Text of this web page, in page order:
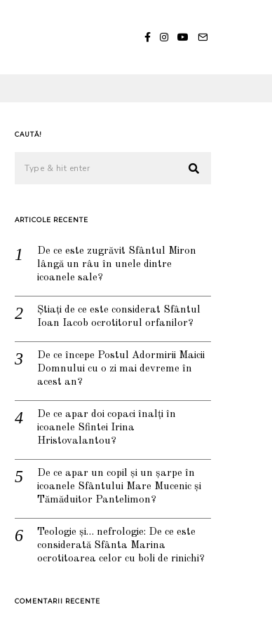
CAUTĂ!
ARTICOLE RECENTE
De ce este zugrăvit Sfântul Miron
lângă un râu în unele dintre
icoanele sale?
Știați de ce este considerat Sfântul
Ioan Iacob ocrotitorul orfanilor?
De ce începe Postul Adormirii Maicii
Domnului cu o zi mai devreme în
acest an?
De ce apar doi copaci înalți în
icoanele Sfintei Irina
Hristovalantou?
De ce apar un copil și un șarpe în
icoanele Sfântului Mare Mucenic și
Tămăduitor Pantelimon?
Teologie și… nefrologie: De ce este
considerată Sfânta Marina
ocrotitoarea celor cu boli de rinichi?
COMENTARII RECENTE